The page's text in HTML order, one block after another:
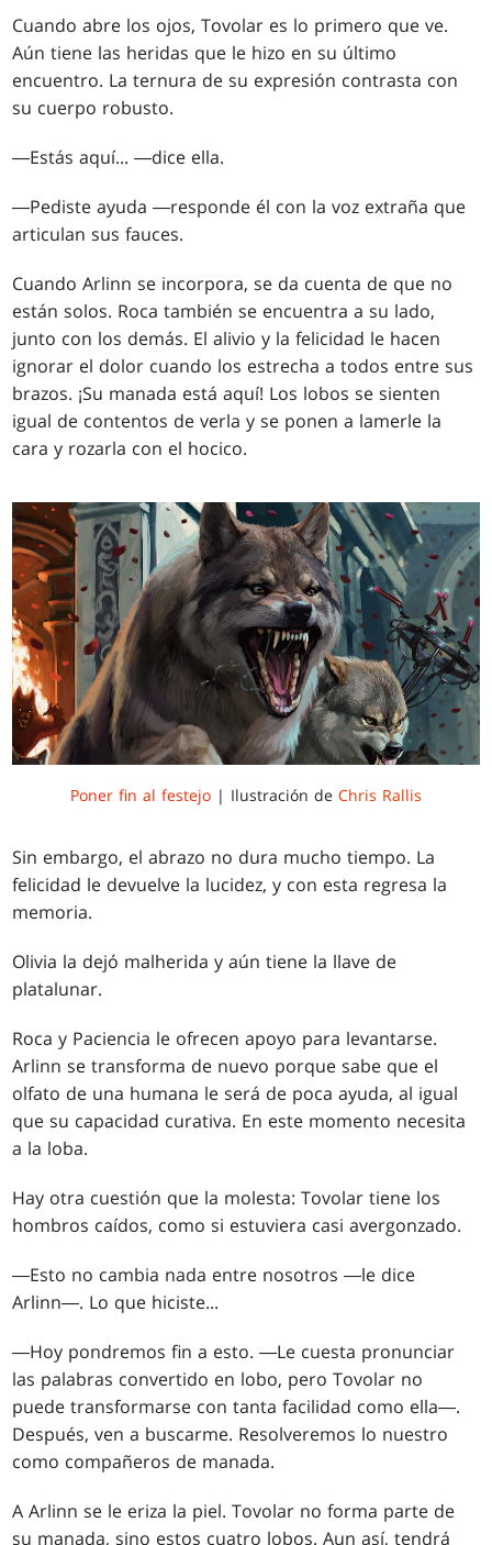
Cuando abre los ojos, Tovolar es lo primero que ve.
Aún tiene las heridas que le hizo en su último
encuentro. La ternura de su expresión contrasta con
su cuerpo robusto.
―Estás aquí... ―dice ella.
―Pediste ayuda ―responde él con la voz extraña que
articulan sus fauces.
Cuando Arlinn se incorpora, se da cuenta de que no
están solos. Roca también se encuentra a su lado,
junto con los demás. El alivio y la felicidad le hacen
ignorar el dolor cuando los estrecha a todos entre sus
brazos. ¡Su manada está aquí! Los lobos se sienten
igual de contentos de verla y se ponen a lamerle la
cara y rozarla con el hocico.
Poner fin al festejo | Ilustración de Chris Rallis
Sin embargo, el abrazo no dura mucho tiempo. La
felicidad le devuelve la lucidez, y con esta regresa la
memoria.
Olivia la dejó malherida y aún tiene la llave de
platalunar.
Roca y Paciencia le ofrecen apoyo para levantarse.
Arlinn se transforma de nuevo porque sabe que el
olfato de una humana le será de poca ayuda, al igual
que su capacidad curativa. En este momento necesita
a la loba.
Hay otra cuestión que la molesta: Tovolar tiene los
hombros caídos, como si estuviera casi avergonzado.
―Esto no cambia nada entre nosotros ―le dice
Arlinn―. Lo que hiciste...
―Hoy pondremos fin a esto. ―Le cuesta pronunciar
las palabras convertido en lobo, pero Tovolar no
puede transformarse con tanta facilidad como ella―.
Después, ven a buscarme. Resolveremos lo nuestro
como compañeros de manada.
A Arlinn se le eriza la piel. Tovolar no forma parte de
su manada, sino estos cuatro lobos. Aun así, tendrá